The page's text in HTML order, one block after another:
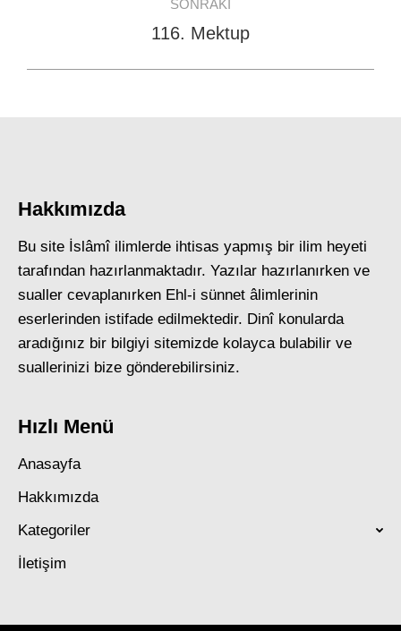
SONRAKI
Next
116. Mektup
Hakkımızda
Bu site İslâmî ilimlerde ihtisas yapmış bir ilim heyeti
tarafından hazırlanmaktadır. Yazılar hazırlanırken ve
sualler cevaplanırken Ehl-i sünnet âlimlerinin
eserlerinden istifade edilmektedir. Dinî konularda
aradığınız bir bilgiyi sitemizde kolayca bulabilir ve
suallerinizi bize gönderebilirsiniz.
Hızlı Menü
Anasayfa
Hakkımızda
Kategoriler
İletişim